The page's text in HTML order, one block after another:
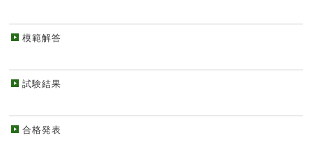
模範解答
試験結果
合格発表